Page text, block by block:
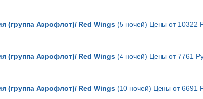
(группа Аэрофлот)/ Red Wings (5 ночей) Цены от 10322
(группа Аэрофлот)/ Red Wings (4 ночей) Цены от 7761
(группа Аэрофлот)/ Red Wings (10 ночей) Цены от 6691